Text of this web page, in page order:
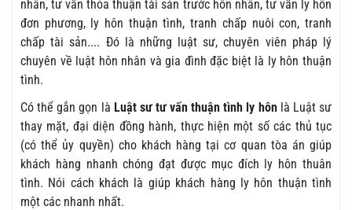
nhân, tư vấn thỏa thuận tài sản trước hôn nhân, tư vấn ly hôn
đơn phương, ly hôn thuận tình, tranh chấp nuôi con, tranh
chấp tài sản.... Đó là những luật sư, chuyên viên pháp lý
chuyên về luật hôn nhân và gia đình đặc biệt là ly hôn thuận
tình.
Có thể gắn gọn là Luật sư tư vấn thuận tình ly hôn là Luật sư
thay mặt, đại diện đồng hành, thực hiện một số các thủ tục
(có thể ủy quyền) cho khách hàng tại cơ quan tòa án giúp
khách hàng nhanh chóng đạt được mục đích ly hôn thuân
tình. Nói cách khách là giúp khách hàng ly hôn thuận tình
một các nhanh nhất.